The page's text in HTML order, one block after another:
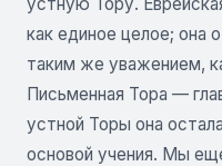
как единое целое; она
таким же уважением,
Письменная Тора —
устной Торы она
основой учения. Мы